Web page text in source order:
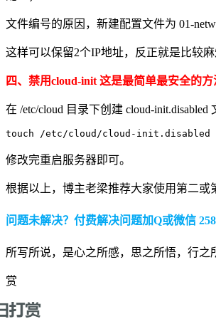
文件编号的原因，新建配置文件为 01-
这样可以保留2个IP地址，反正就是比较
四、禁用cloud-init 这是最简单最安全的方
在 /etc/cloud 目录下创建 cloud-
touch /etc/cloud/cloud-init.disabled
修改完重启服务器即可。
根据以上，博主老梁推荐大家使用第二
问题未解决？付费解决问题加Q或微信
所写所说，是心之所感，思之所悟，行之
赏